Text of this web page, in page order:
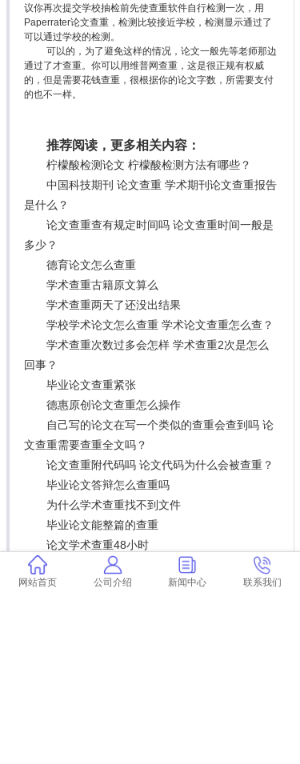
议你再次提交学校抽检前先使查重软件自行检测一次，用
Paperrater论文查重，检测比较接近学校，检测显示通过了
可以通过学校的检测。
可以的，为了避免这样的情况，论文一般先等老师那边
通过了才查重。你可以用维普网查重，这是很正规有权威
的，但是需要花钱查重，很根据你的论文字数，所需要支付
的也不一样。
推荐阅读，更多相关内容：
柠檬酸检测论文 柠檬酸检测方法有哪些？
中国科技期刊 论文查重 学术期刊论文查重报告
是什么？
论文查重查有规定时间吗 论文查重时间一般是
多少？
德育论文怎么查重
学术查重古籍原文算么
学术查重两天了还没出结果
学校学术论文怎么查重 学术论文查重怎么查？
学术查重次数过多会怎样 学术查重2次是怎么
回事？
毕业论文查重紧张
德惠原创论文查重怎么操作
自己写的论文在写一个类似的查重会查到吗 论
文查重需要查重全文吗？
论文查重附代码吗 论文代码为什么会被查重？
毕业论文答辩怎么查重吗
为什么学术查重找不到文件
毕业论文能整篇的查重
论文学术查重48小时
安医大毕业论文查重率高吗
公众号里的论文查重可靠吗
网站首页 公司介绍 新闻中心 联系我们